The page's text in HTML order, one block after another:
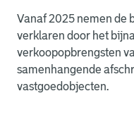
Vanaf 2025 nemen de
verklaren door het
verkoopopbrengsten
samenhangende
vastgoedobjecten.